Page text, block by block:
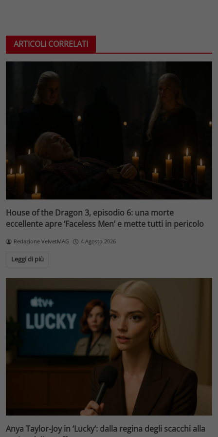
ARTICOLI CORRELATI
House of the Dragon 3, episodio 6: una morte
eccellente apre ‘Faceless Men’ e mette tutti in pericolo
Redazione VelvetMAG 4 Agosto 2026
Leggi di più
Anya Taylor-Joy in ‘Lucky’: dalla regina degli scacchi alla